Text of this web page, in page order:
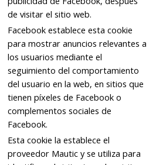
de visitar el sitio web.
Facebook establece esta cookie
para mostrar anuncios relevantes a
los usuarios mediante el
seguimiento del comportamiento
del usuario en la web, en sitios que
tienen píxeles de Facebook o
complementos sociales de
Facebook.
Esta cookie la establece el
proveedor Mautic y se utiliza para